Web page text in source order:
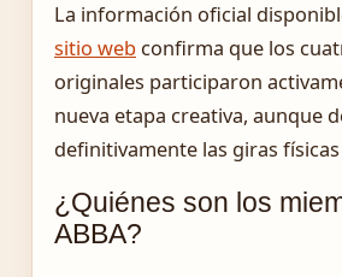
La información oficial
sitio web confirma que los
originales participaron
nueva etapa creativa, aunque
definitivamente las giras
¿Quiénes son los
ABBA?